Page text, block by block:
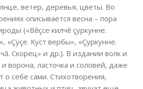
ветер, деревья, цветы. Во
описывается весна – пора
(«Вĕçсе килчĕ çуркунне.
«Çÿçе. Куст вербы», «Çуркунне.
Скорец» и др.). В издании волк и
ворона, ласточка и соловей, даже
о себе сами. Стихотворения,